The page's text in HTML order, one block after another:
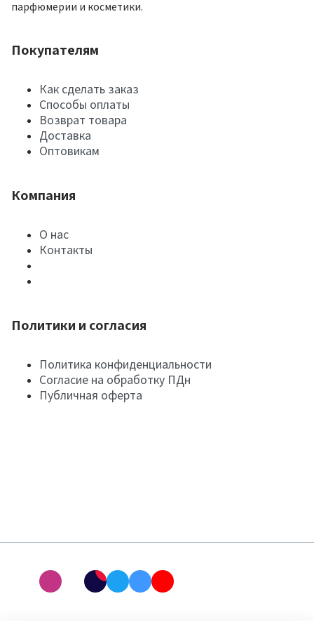
парфюмерии и косметики.
Покупателям
Как сделать заказ
Способы оплаты
Возврат товара
Доставка
Оптовикам
Компания
О нас
Контакты
Политики и согласия
Политика конфиденциальности
Согласие на обработку ПДн
Публичная оферта